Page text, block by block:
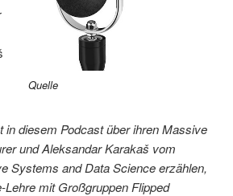
Quelle
in diesem Podcast über ihren Massive
und Aleksandar Karakaš vom
Systems and Data Science erzählen,
Lehre mit Großgruppen Flipped